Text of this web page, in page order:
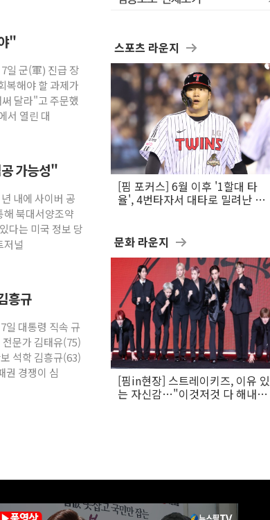
"
일 군(軍) 진급 장
복해야 할 과제가
달라"고 주문했
서 열린 대
가능성"
내에 사이버 공
해 북대서양조약
다는 미국 정보 당
저널
흥규
일 대통령 직속 규
문가 김태유(75)
석학 김흥규(63)
권 경쟁이 심
스포츠 라운지
[핌 포커스] 6월 이후 '1할대 타
율', 4번타자서 대타로 밀려난 LG
문화 라운지
[핌in현장] 스트레이키즈, 이유 있
는 자신감…"이것저것 다 해내는